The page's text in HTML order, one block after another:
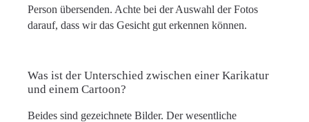
Person übersenden. Achte bei der Auswahl der Fotos
darauf, dass wir das Gesicht gut erkennen können.
Was ist der Unterschied zwischen einer Karikatur
und einem Cartoon?
Beides sind gezeichnete Bilder. Der wesentliche